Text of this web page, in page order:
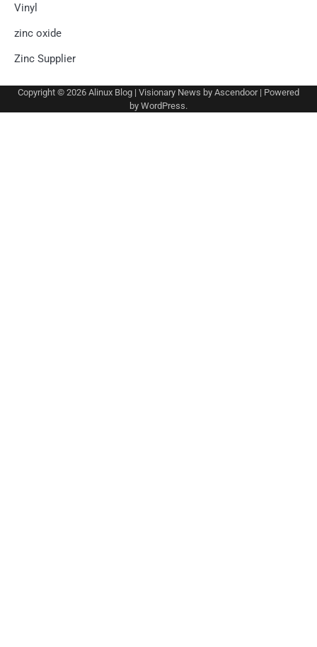
Vinyl
zinc oxide
Zinc Supplier
Copyright © 2026 Alinux Blog | Visionary News by Ascendoor| Powered
by WordPress.